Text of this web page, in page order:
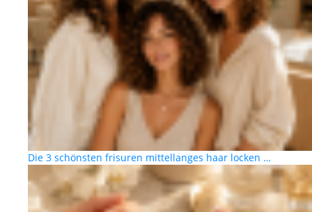
Die 3 schönsten frisuren mittellanges haar locken …